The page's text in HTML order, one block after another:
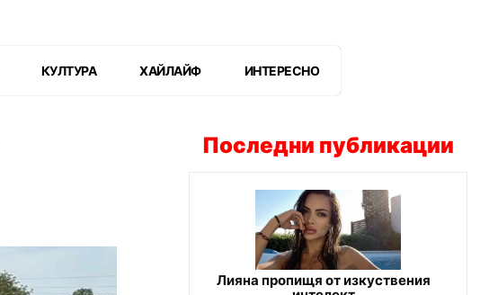
КУЛТУРА ХАЙЛАЙФ ИНТЕРЕСНО
Последни публикации
Лияна пропищя от изкуствения